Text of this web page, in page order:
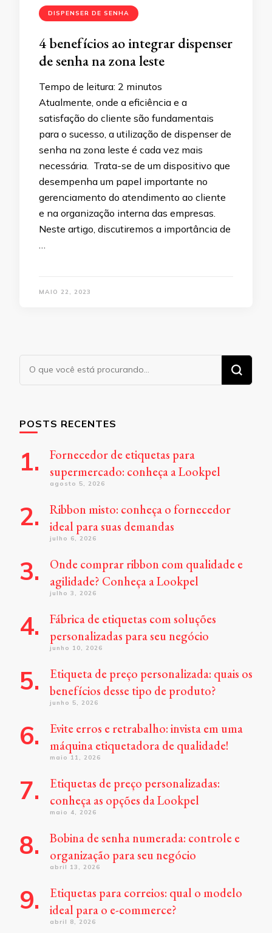
DISPENSER DE SENHA
4 benefícios ao integrar dispenser
de senha na zona leste
Tempo de leitura: 2 minutos
Atualmente, onde a eficiência e a
satisfação do cliente são fundamentais
para o sucesso, a utilização de dispenser de
senha na zona leste é cada vez mais
necessária. Trata-se de um dispositivo que
desempenha um papel importante no
gerenciamento do atendimento ao cliente
e na organização interna das empresas.
Neste artigo, discutiremos a importância de
MAIO 22, 2023
Procurando
POSTS RECENTES
Fornecedor de etiquetas para
supermercado: conheça a Lookpel
agosto 5, 2026
Ribbon misto: conheça o fornecedor
ideal para suas demandas
julho 6, 2026
Onde comprar ribbon com qualidade e
agilidade? Conheça a Lookpel
julho 3, 2026
Fábrica de etiquetas com soluções
personalizadas para seu negócio
junho 10, 2026
Etiqueta de preço personalizada: quais os
benefícios desse tipo de produto?
junho 5, 2026
Evite erros e retrabalho: invista em uma
máquina etiquetadora de qualidade!
maio 11, 2026
Etiquetas de preço personalizadas:
conheça as opções da Lookpel
maio 4, 2026
Bobina de senha numerada: controle e
organização para seu negócio
abril 13, 2026
Etiquetas para correios: qual o modelo
ideal para o e-commerce?
abril 8, 2026